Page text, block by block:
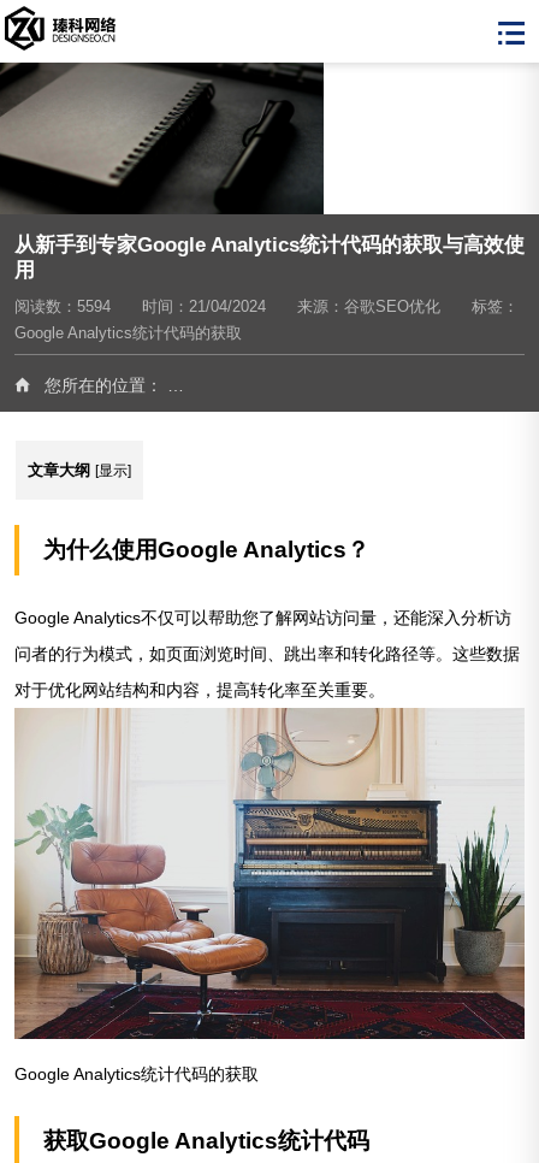
从新手到专家Google Analytics统计代码的获取与高效使
用
阅读数：5594 时间：21/04/2024 来源： 谷歌SEO优化
标签：
Google Analytics统计代码的获取
您所在的位置：
文章大纲 [显示]
为什么使用Google Analytics？
Google Analytics不仅可以帮助您了解网站访问量，还能深入分析访
问者的行为模式，如页面浏览时间、跳出率和转化路径等。这些数据
对于优化网站结构和内容，提高转化率至关重要。
Google Analytics统计代码的获取
获取Google Analytics统计代码